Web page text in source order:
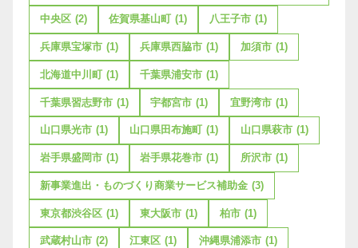
中央区 (2) 佐賀県基山町 (1) 八王子市 (1)
兵庫県宝塚市 (1) 兵庫県西脇市 (1) 加須市 (1)
北海道中川町 (1) 千葉県浦安市 (1)
千葉県習志野市 (1) 宇都宮市 (1) 宜野湾市 (1)
山口県光市 (1) 山口県田布施町 (1) 山口県萩市 (1)
岩手県盛岡市 (1) 岩手県花巻市 (1) 所沢市 (1)
新事業進出・ものづくり商業サービス補助金 (3)
東京都渋谷区 (1) 東大阪市 (1) 柏市 (1)
武蔵村山市 (2) 江東区 (1) 沖縄県浦添市 (1)